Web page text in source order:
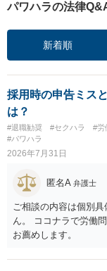
パワハラの法律
新着順
採用時の申告ミス
は？
#退職勧奨 #セクハラ #労
#パワハラ
2026年7月31日
匿名A 弁護士
ご相談の内容は個別
ん。 ココナラで労働
お薦めします。